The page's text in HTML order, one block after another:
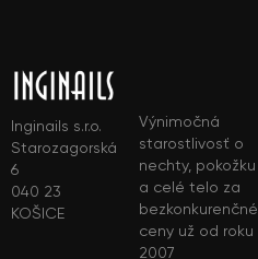
Inginails s.r.o.
Starozagorská
6
040 23
KOŠICE
Výnimočná
starostlivosť o
nechty, pokožku
a celé telo za
bezkonkurenčné
ceny už od roku
2007